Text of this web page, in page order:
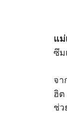
แ
ซึม
จ
ฮิต
ช่ว